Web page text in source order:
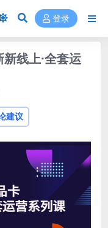
登录
线上·全套运
建议